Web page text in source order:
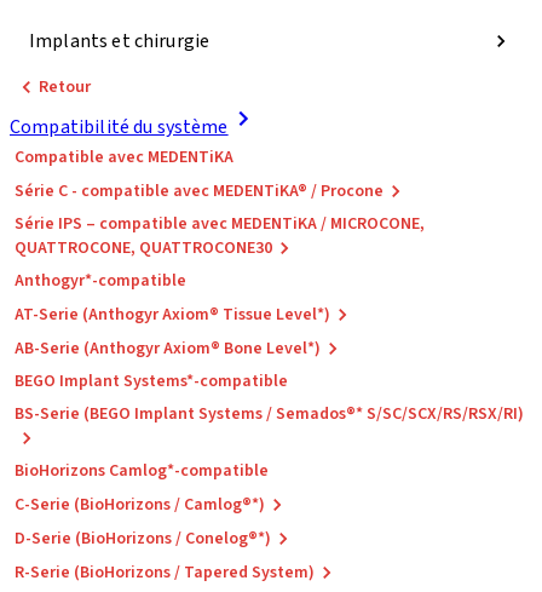
Implants et chirurgie
Retour
Compatibilité du système
Compatible avec MEDENTiKA
Série C - compatible avec MEDENTiKA® / Procone
Série IPS – compatible avec MEDENTiKA / MICROCONE,
QUATTROCONE, QUATTROCONE30
Anthogyr*-compatible
AT-Serie (Anthogyr Axiom® Tissue Level*)
AB-Serie (Anthogyr Axiom® Bone Level*)
BEGO Implant Systems*-compatible
BS-Serie (BEGO Implant Systems / Semados®* S/SC/SCX/RS/RSX/RI)
BioHorizons Camlog*-compatible
C-Serie (BioHorizons / Camlog®*)
D-Serie (BioHorizons / Conelog®*)
R-Serie (BioHorizons / Tapered System)